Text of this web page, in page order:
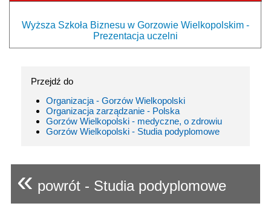
Wyższa Szkoła Biznesu w Gorzowie Wielkopolskim -
Prezentacja uczelni
Przejdź do
Organizacja - Gorzów Wielkopolski
Organizacja zarządzanie - Polska
Gorzów Wielkopolski - medyczne, o zdrowiu
Gorzów Wielkopolski - Studia podyplomowe
« powrót - Studia podyplomowe